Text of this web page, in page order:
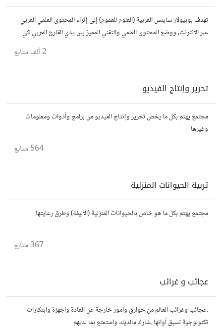
تهدف بوبيولار ساينس العربية (العلوم للعموم) إلى إثراء المحتوى العلمي العربي
عبر الإنترنت، ووضع المحتوى العلمي والتقني المميز بين يدي القارئ العربي كي
2 ألف متابع
تحرير وإنتاج الفيديو
مجتمع يهتم بكل ما يخص تحرير وإنتاج الفيديو من برامج وأدوات ومعلومات
وغيرها
564متابع
تربية الحيوانات المنزلية
مجتمع يهتم بكل ما هو خاص بالحيوانات المنزلية (الأليفة) وطرق رعايتها.
367متابع
عجائب و غرائب
.عجائب وغرائب العالم من خوارق وامور خارجة عن العادة واجهزة وابتكارات
تكنولوجية تسبق أوانها..شارك مالديك واستمتع بما لديهم